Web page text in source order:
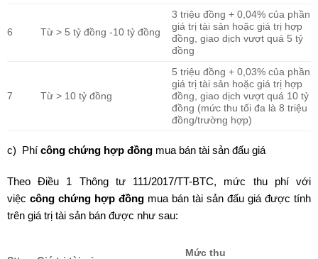
6 Từ > 5 tỷ đồng -10 tỷ đồng
3 triệu đồng + 0,04% của phần
giá trị tài sản hoặc giá trị hợp
đồng, giao dịch vượt quá 5 tỷ
đồng
7 Từ > 10 tỷ đồng
5 triệu đồng + 0,03% của phần
giá trị tài sản hoặc giá trị hợp
đồng, giao dịch vượt quá 10 tỷ
đồng (mức thu tối đa là 8 triệu
đồng/trường hợp)
c) Phí công chứng hợp đồng mua bán tài sản đấu giá
Theo Điều 1 Thông tư 111/2017/TT-BTC, mức thu phí với
việc công chứng hợp đồng mua bán tài sản đấu giá được tính
trên giá trị tài sản bán được như sau:
Mức thu